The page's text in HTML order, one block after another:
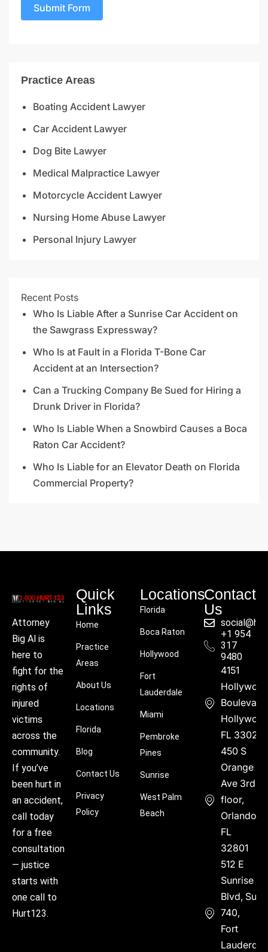
Submit Form
Practice Areas
Boating Accident Lawyer
Car Accident Lawyer
Dog Bite Lawyer
Medical Malpractice Lawyer
Motorcycle Accident Lawyer
Nursing Home Abuse Lawyer
Personal Injury Lawyer
Recent Posts
Who Is Liable After a Sunrise Car Accident on
the Sawgrass Expressway?
Who Is at Fault in a Florida T-Bone Car
Accident at an Intersection?
Can a Trucking Company Be Sued for Hiring a
Drunk Driver in Florida?
Who Is Liable When a Snowbird Causes a Boca
Raton Car Accident?
Who Is Liable for an Elevator Death on Florida
Commercial Property?
Attorney
Big Al is
here to
fight for the
rights of
injured
victims
across the
community.
If you’ve
been hurt in
an accident,
call today
for a free
consultation
— justice
starts with
one call to
Hurt123.
Quick
Links
Home
Practice
Areas
About Us
Locations
Florida
Blog
Contact Us
Privacy
Policy
Locations
Florida
Boca Raton
Hollywood
Fort
Lauderdale
Miami
Pembroke
Pines
Sunrise
West Palm
Beach
Contact
Us
+1 954
317
9480
4151
Boulevard,
FL 33021
450 S
Orange
Ave 3rd
floor,
Orlando,
FL
32801
512 E
Sunrise
Blvd, Suite
740,
Fort